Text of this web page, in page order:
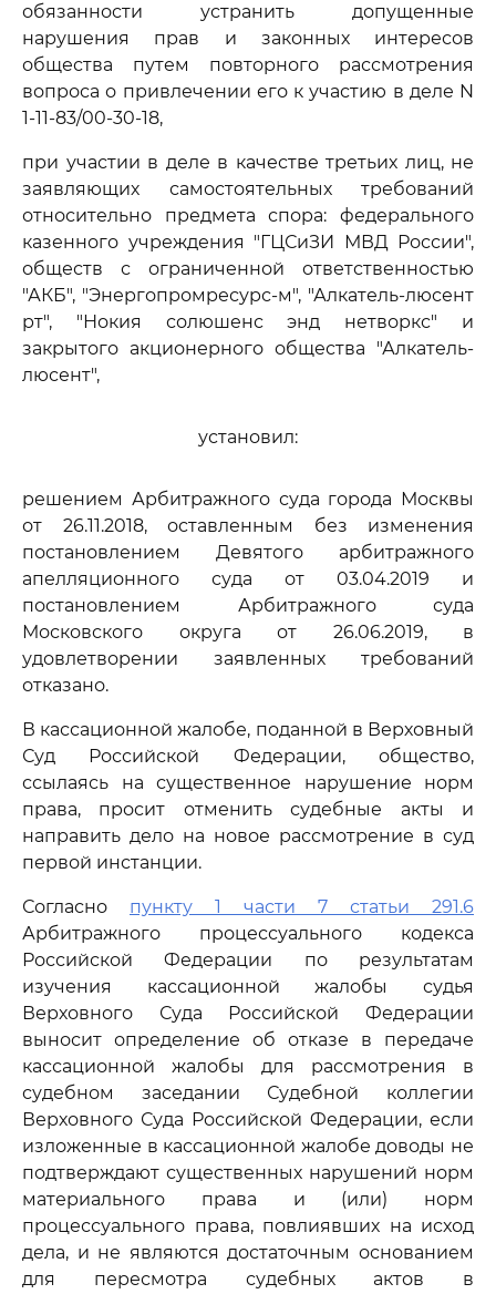
обязанности устранить допущенные
нарушения прав и законных интересов
общества путем повторного рассмотрения
вопроса о привлечении его к участию в деле N
1-11-83/00-30-18,
при участии в деле в качестве третьих лиц, не
заявляющих самостоятельных требований
относительно предмета спора: федерального
казенного учреждения "ГЦСиЗИ МВД России",
обществ с ограниченной ответственностью
"АКБ", "Энергопромресурс-м", "Алкатель-люсент
рт", "Нокия солюшенс энд нетворкс" и
закрытого акционерного общества "Алкатель-
люсент",
установил:
решением Арбитражного суда города Москвы
от 26.11.2018, оставленным без изменения
постановлением Девятого арбитражного
апелляционного суда от 03.04.2019 и
постановлением Арбитражного суда
Московского округа от 26.06.2019, в
удовлетворении заявленных требований
отказано.
В кассационной жалобе, поданной в Верховный
Суд Российской Федерации, общество,
ссылаясь на существенное нарушение норм
права, просит отменить судебные акты и
направить дело на новое рассмотрение в суд
первой инстанции.
Согласно пункту 1 части 7 статьи 291.6
Арбитражного процессуального кодекса
Российской Федерации по результатам
изучения кассационной жалобы судья
Верховного Суда Российской Федерации
выносит определение об отказе в передаче
кассационной жалобы для рассмотрения в
судебном заседании Судебной коллегии
Верховного Суда Российской Федерации, если
изложенные в кассационной жалобе доводы не
подтверждают существенных нарушений норм
материального права и (или) норм
процессуального права, повлиявших на исход
дела, и не являются достаточным основанием
для пересмотра судебных актов в